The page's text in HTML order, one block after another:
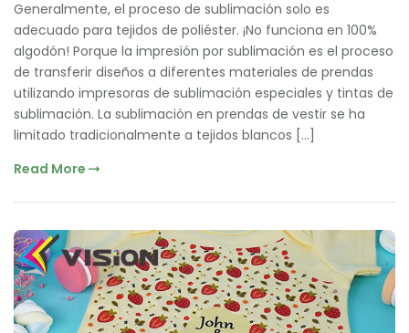
Generalmente, el proceso de sublimación solo es
adecuado para tejidos de poliéster. ¡No funciona en 100%
algodón! Porque la impresión por sublimación es el proceso
de transferir diseños a diferentes materiales de prendas
utilizando impresoras de sublimación especiales y tintas de
sublimación. La sublimación en prendas de vestir se ha
limitado tradicionalmente a tejidos blancos […]
Read More